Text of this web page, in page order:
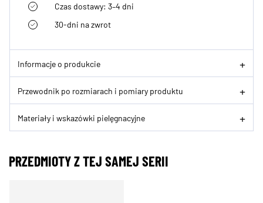
Czas dostawy: 3–4 dni
30-dni na zwrot
Informacje o produkcie
Przewodnik po rozmiarach i pomiary produktu
Materiały i wskazówki pielęgnacyjne
PRZEDMIOTY Z TEJ SAMEJ SERII